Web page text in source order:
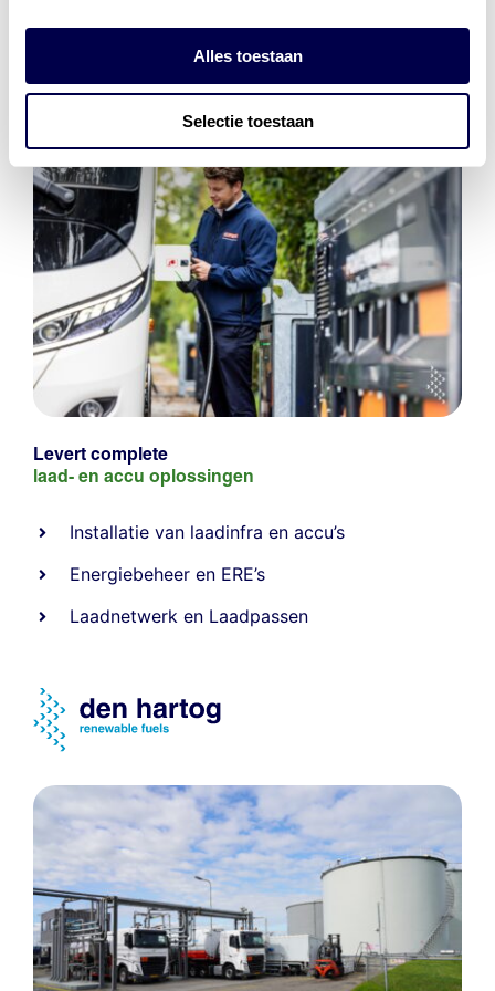
Alles toestaan
Selectie toestaan
Levert complete
laad- en accu oplossingen
Installatie van laadinfra en accu’s
Energiebeheer en ERE’s
Laadnetwerk en Laadpassen